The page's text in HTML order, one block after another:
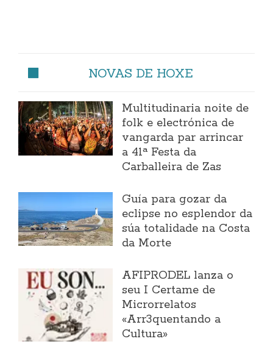
NOVAS DE HOXE
Multitudinaria noite de
folk e electrónica de
vangarda par arrincar
a 41ª Festa da
Carballeira de Zas
Guía para gozar da
eclipse no esplendor da
súa totalidade na Costa
da Morte
AFIPRODEL lanza o
seu I Certame de
Microrrelatos
«Arr3quentando a
Cultura»